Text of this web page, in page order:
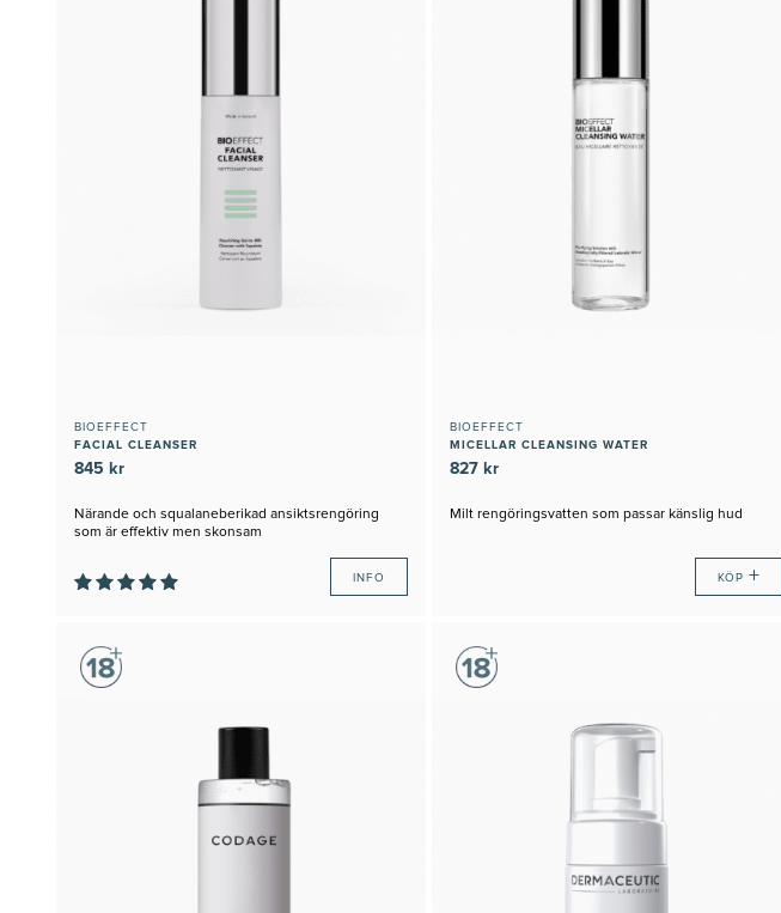
BIOEFFECT
FACIAL CLEANSER
845 kr
Närande och squalaneberikad ansiktsrengöring
som är effektiv men skonsam
INFO
BIOEFFECT
MICELLAR CLEANSING WATER
827 kr
Milt rengöringsvatten som passar känslig hud
KÖP +